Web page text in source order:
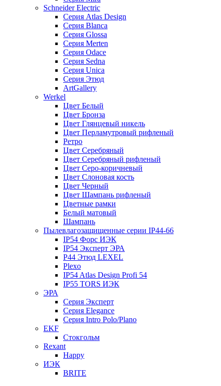
Schneider Electric
Серия Atlas Design
Серия Blanca
Серия Glossa
Серия Merten
Серия Odace
Серия Sedna
Серия Unica
Серия Этюд
ArtGallery
Werkel
Цвет Белый
Цвет Бронза
Цвет Глянцевый никель
Цвет Перламутровый рифленый
Ретро
Цвет Серебряный
Цвет Серебряный рифленый
Цвет Серо-коричневый
Цвет Слоновая кость
Цвет Черный
Цвет Шампань рифленый
Цветные рамки
Белый матовый
Шампань
Пылевлагозащищенные серии IP44-66
IP54 Форс ИЭК
IP54 Эксперт ЭРА
P44 Этюд LEXEL
Plexo
IP54 Atlas Design Profi 54
IP55 TORS ИЭК
ЭРА
Серия Эксперт
Серия Elegance
Серия Intro Polo/Plano
EKF
Стокгольм
Rexant
Happy
ИЭК
BRITE